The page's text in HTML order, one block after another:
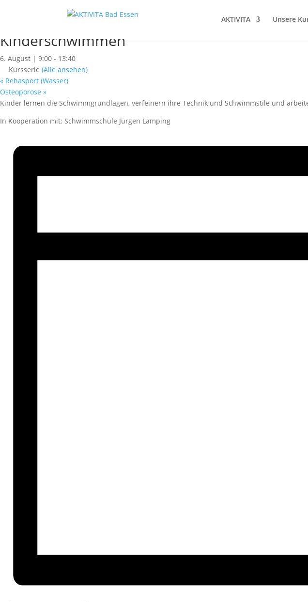
AKTIVITA Unsere
Kinderschwimmen
6. August | 9:00 - 13:40
Kursserie (Alle ansehen)
« Rehasport (Wasser)
Osteoporose »
Kinder lernen die Schwimmgrundlagen, verfeinern ihre Technik und Schwimmstile und
In Kooperation mit: Schwimmschule Jürgen Lamping